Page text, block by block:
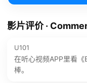
影片评价 ·
U101
在听心视频APP里看
棒。